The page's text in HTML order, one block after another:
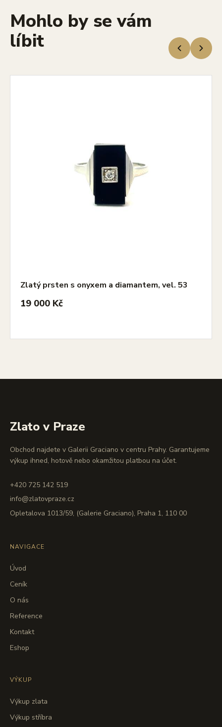
Mohlo by se vám
líbit
Zlatý prsten s onyxem a diamantem, vel. 53
19 000 Kč
Zlato v Praze
Obchod najdete v Galerii Graciano v centru Prahy. Garantujeme
výkup ihned, hotově nebo okamžitou platbou na účet.
+420 725 142 519
info@zlatovpraze.cz
Opletalova 1013/59, (Galerie Graciano), Praha 1, 110 00
NAVIGACE
Úvod
Ceník
O nás
Reference
Kontakt
Eshop
VÝKUP
Výkup zlata
Výkup stříbra